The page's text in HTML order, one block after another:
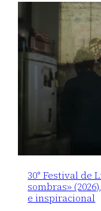
30° Festival de
sombras»
e inspiracional